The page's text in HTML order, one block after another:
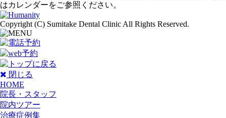
はカレンダーをご参照ください。
Copyright (C) Sumitake Dental Clinic All Rights Reserved.
閉じる
HOME
院長・スタッフ
院内ツアー
治療症例集